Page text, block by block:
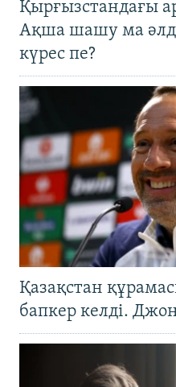
Қырғызстандағы
Ақша шашу ма
күрес пе?
Қазақстан
бапкер келді.